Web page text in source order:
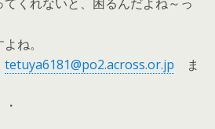
ね。
tetuya6181@po2.across.or.jp ま